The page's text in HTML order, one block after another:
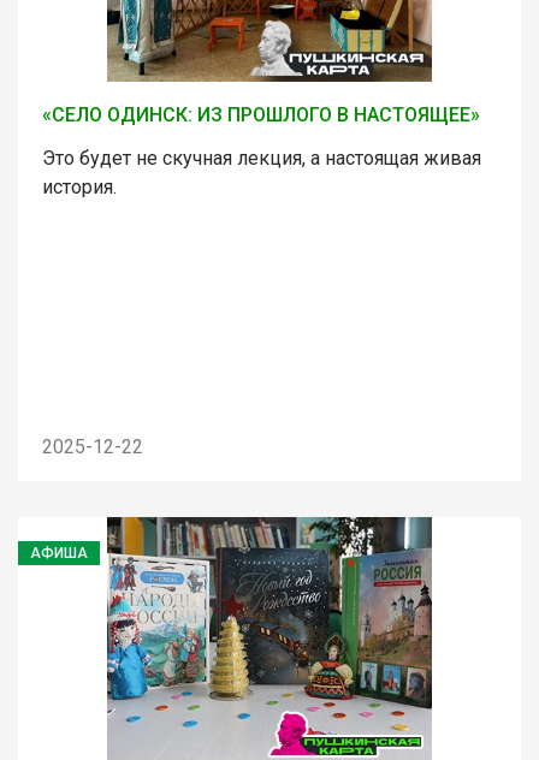
«СЕЛО ОДИНСК: ИЗ ПРОШЛОГО В НАСТОЯЩЕЕ»
Это будет не скучная лекция, а настоящая живая
история.
2025-12-22
АФИША